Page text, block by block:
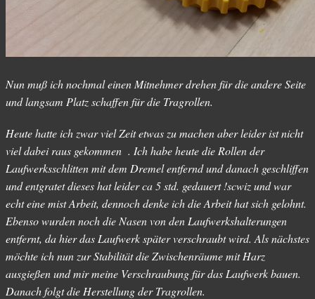
Nun muß ich nochmal einen Mitnehmer drehen für die andere Seite
und langsam Platz schaffen für die Tragrollen.
Heute hatte ich zwar viel Zeit etwas zu machen aber leider ist nicht
viel dabei raus gekommen . Ich habe heute die Rollen der
Laufwerksschlitten mit dem Dremel entfernd und danach geschliffen
und entgratet dieses hat leider ca 5 std. gedauert !scwiz und war
echt eine mist Arbeit, dennoch denke ich die Arbeit hat sich gelohnt.
Ebenso wurden noch die Nasen von den Laufwerkshalterungen
entfernt, da hier das Laufwerk später verschraubt wird. Als nächstes
möchte ich nun zur Stabilität die Zwischenräume mit Harz
ausgießen und mir meine Verschraubung für das Laufwerk bauen.
Danach folgt die Herstellung der Tragrollen.